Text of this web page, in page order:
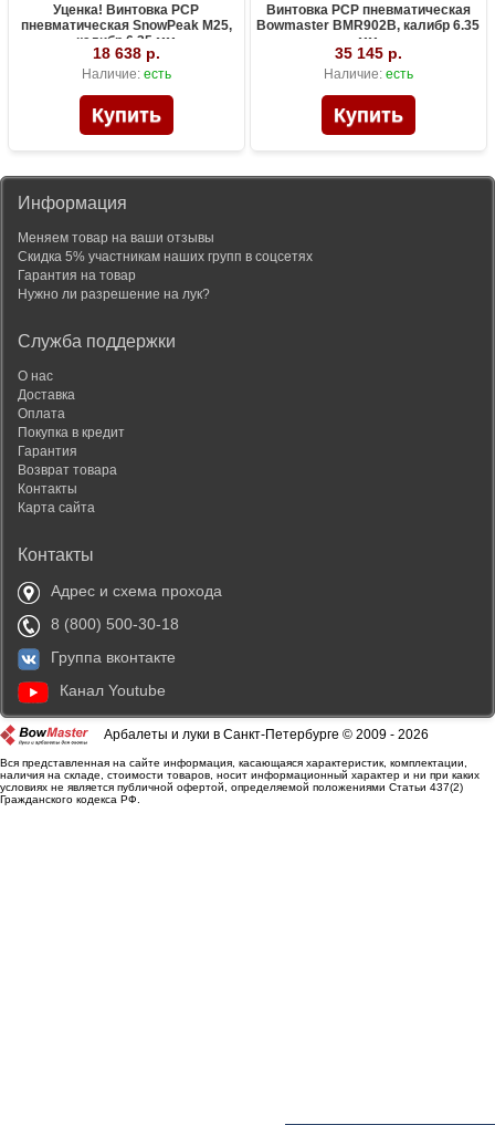
Уценка! Винтовка PCP
пневматическая SnowPeak M25,
калибр 6.35 мм
18 638 р.
Наличие: есть
Винтовка PCP пневматическая
Bowmaster BMR902B, калибр 6.35
мм
35 145 р.
Наличие: есть
Информация
Меняем товар на ваши отзывы
Скидка 5% участникам наших групп в соцсетях
Гарантия на товар
Нужно ли разрешение на лук?
Служба поддержки
О нас
Доставка
Оплата
Покупка в кредит
Гарантия
Возврат товара
Контакты
Карта сайта
Контакты
Адрес и схема прохода
8 (800) 500-30-18
Группа вконтакте
Канал Youtube
Арбалеты и луки в Санкт-Петербурге © 2009 - 2026
Вся представленная на сайте информация, касающаяся характеристик, комплектации,
наличия на складе, стоимости товаров, носит информационный характер и ни при каких
условиях не является публичной офертой, определяемой положениями Статьи 437(2)
Гражданского кодекса РФ.